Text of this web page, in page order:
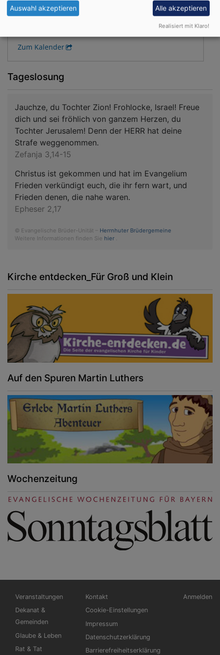
Der nächste hohe kirchliche Feiertag:
04.10.2026 Erntedankfest
Zum Kalender
Tageslosung
Jauchze, du Tochter Zion! Frohlocke, Israel! Freue
dich und sei fröhlich von ganzem Herzen, du
Tochter Jerusalem! Denn der HERR hat deine
Strafe weggenommen.
Zefanja 3,14-15
Christus ist gekommen und hat im Evangelium
Frieden verkündigt euch, die ihr fern wart, und
Frieden denen, die nahe waren.
Epheser 2,17
© Evangelische Brüder-Unität – Herrnhuter Brüdergemeine
Weitere Informationen finden Sie hier .
Kirche entdecken_Für Groß und Klein
Auf den Spuren Martin Luthers
Wochenzeitung
Hauptnavigation
Veranstaltungen
Dekanat &
Gemeinden
Glaube & Leben
Rat & Tat
Fußbereichsmenü
Kontakt
Cookie-Einstellungen
Impressum
Datenschutzerklärung
Barrierefreiheitserklärung
Anmelden
Auswahl akzeptieren Alle akzeptieren
Realisiert mit Klaro!